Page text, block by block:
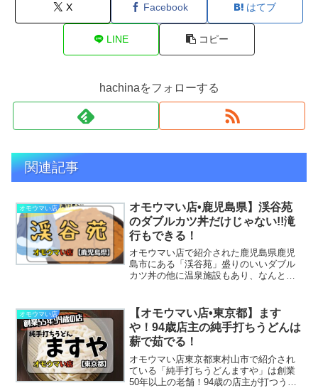
X Facebook はてブ
LINE コピー
hachinaをフォローする
関連記事
オモウマい店
オモウマい店•鹿児島県】渓谷苑
のダブルカツ丼だけじゃない!!滝
行もできる！
オモウマい店で紹介された鹿児島県鹿児
島市にある「渓谷苑」盛りのいいダブル
カツ丼の他に温泉施設もあり、なんと滝
オモウマい店
【オモウマい店•東京都】ます
や！94歳店主の純手打ちうどんは
薪で茹でる！
オモウマい店東京都東村山市で紹介され
ている「純手打ちうどんますや」は創業
50年以上の老舗！94歳の店主が打つうど